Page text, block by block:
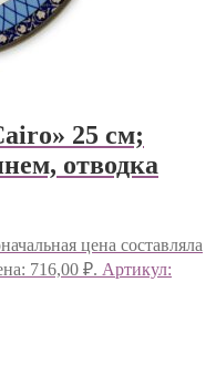
25 см;
отводка
цена составляла
716,00 ₽. Артикул: